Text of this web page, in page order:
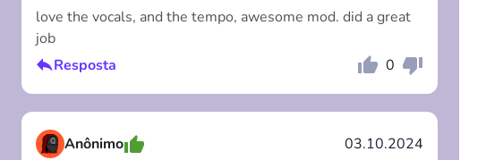
love the vocals, and the tempo, awesome mod. did a great
job
Resposta
0
Anônimo
03.10.2024